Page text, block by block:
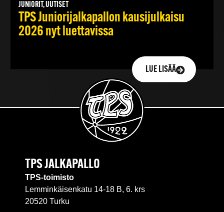
JUNIORIT, UUTISET
TPS Juniorijalkapallon kausijulkaisu
2026 nyt luettavissa
LUE LISÄÄ
TPS JALKAPALLO
TPS-toimisto
Lemminkäisenkatu 14-18 B, 6. krs
20520 Turku